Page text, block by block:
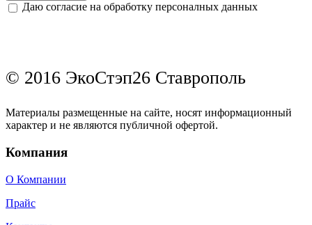
Даю согласие на обработку персоналных данных
© 2016 ЭкоСтэп26 Ставрополь
Материалы размещенные на сайте, носят информационный
характер и не являются публичной офертой.
Компания
О Компании
Прайс